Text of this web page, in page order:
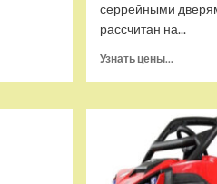
серрейными
рассчитан на...
Узнать цены...
(EU)
LEGO
Technic